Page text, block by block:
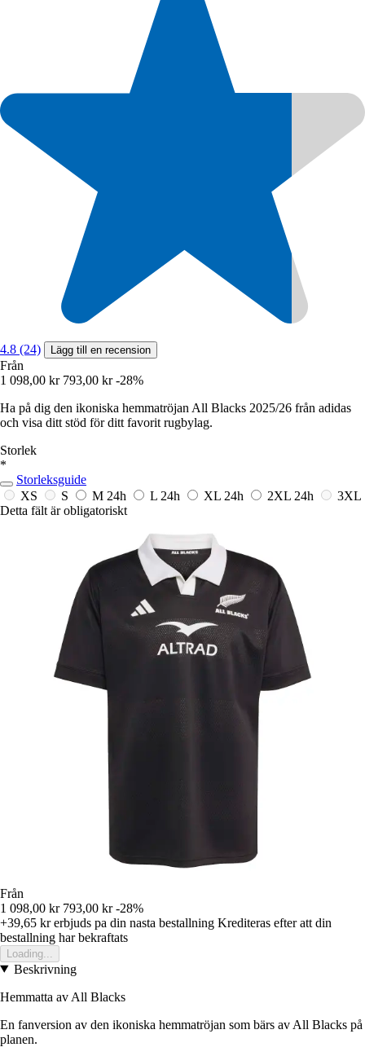
4.8 (24) Lägg till en recension
Från
1 098,00 kr 793,00 kr -28%
Ha på dig den ikoniska hemmatröjan All Blacks 2025/26 från adidas
och visa ditt stöd för ditt favorit rugbylag.
Storlek
*
Storleksguide
XS
S M 24h L 24h XL 24h 2XL 24h
3XL
Detta fält är obligatoriskt
Från
1 098,00 kr 793,00 kr -28%
+39,65 krerbjuds pa din nasta bestallning Krediteras efter att din
bestallning har bekraftats
Loading...
Beskrivning
Hemmatta av All Blacks
En fanversion av den ikoniska hemmatröjan som bärs av All Blacks på
planen.